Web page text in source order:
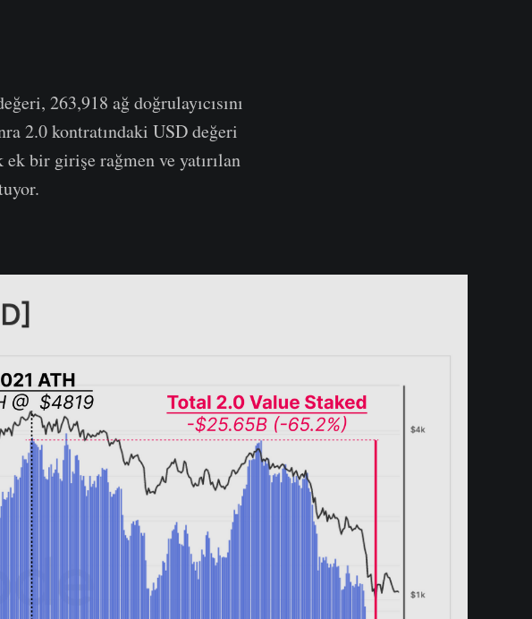
263,918 ağ doğrulayıcısını
2.0 kontratındaki USD değeri
bir girişe rağmen ve yatırılan